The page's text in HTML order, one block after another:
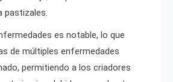
pastizales.
es notable, lo que
de múltiples enfermedades
permitiendo a los criadores